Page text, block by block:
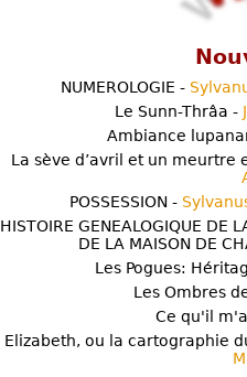
NUMEROLOGIE -
Le Sunn-Thrâa -
Ambiance
La sève d’avril et un meurtre
POSSESSION -
HISTOIRE GENEALOGIQUE DE
DE LA MAISON DE
Les Pogues:
Les Ombres
Ce qu'il
Elizabeth, ou la cartographie